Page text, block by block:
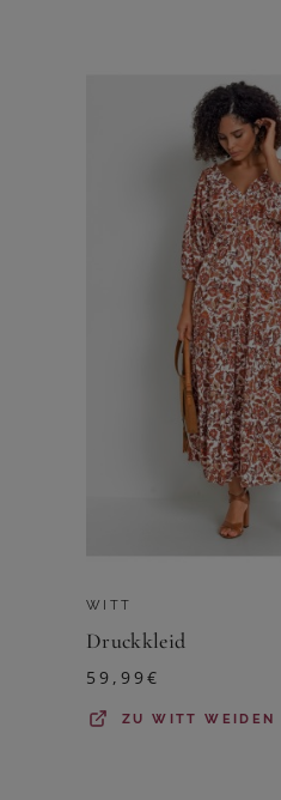
WITT
Druckkleid
59,99€
ZUWITT WEIDEN